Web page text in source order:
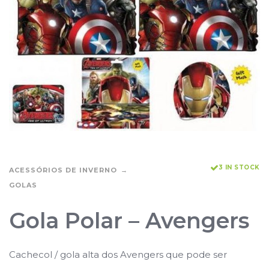
ACESSÓRIOS DE INVERNO
GOLAS
3 IN STOCK
Gola Polar – Avengers
Cachecol / gola alta dos Avengers que pode ser